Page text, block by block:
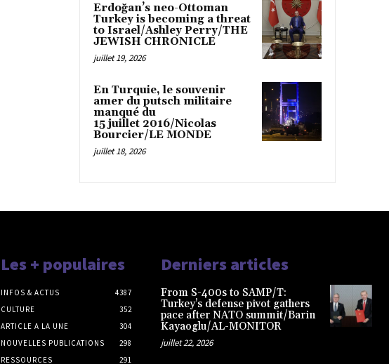
Erdoğan’s neo-Ottoman
Turkey is becoming a threat
to Israel/Ashley Perry/THE
JEWISH CHRONICLE
juillet 19, 2026
En Turquie, le souvenir
amer du putsch militaire
manqué du
15 juillet 2016/Nicolas
Bourcier/LE MONDE
juillet 18, 2026
Les + populaires
INFOS & ACTUS
4387
CULTURE
352
ARTICLE A LA UNE
304
NOUVELLES PUBLICATIONS
298
RESSOURCES
291
Derniers articles
From S-400s to SAMP/T:
Turkey’s defense pivot gathers
pace after NATO summit/Barin
Kayaoglu/AL-MONITOR
juillet 22, 2026